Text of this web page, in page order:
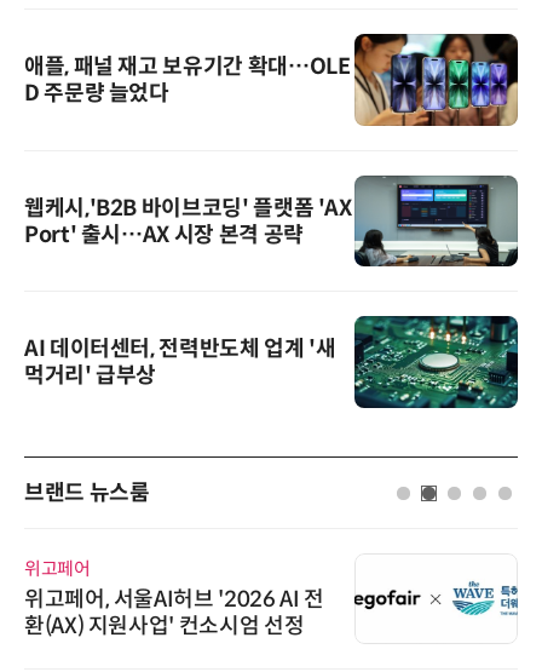
애플, 패널 재고 보유기간 확대…OLE
D 주문량 늘었다
웹케시,'B2B 바이브코딩' 플랫폼 'AX
Port' 출시…AX 시장 본격 공략
AI 데이터센터, 전력반도체 업계 '새
먹거리' 급부상
브랜드 뉴스룸
위고페어
위고페어, 서울AI허브 '2026 AI 전
환(AX) 지원사업' 컨소시엄 선정